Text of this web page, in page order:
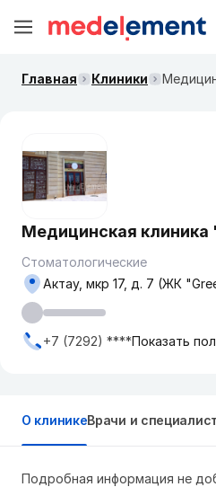
Главная Клиники
Медицинская клиника
Стоматологические
Актау, мкр 17, д. 7 (ЖК
+7 (7292) ****Показать
О клиникеВрачи и
Подробная информация не